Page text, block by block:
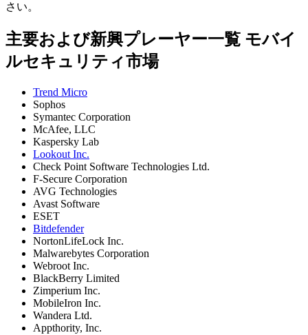
さい。
主要および新興プレーヤー一覧 モバイ
ルセキュリティ市場
Trend Micro
Sophos
Symantec Corporation
McAfee, LLC
Kaspersky Lab
Lookout Inc.
Check Point Software Technologies Ltd.
F-Secure Corporation
AVG Technologies
Avast Software
ESET
Bitdefender
NortonLifeLock Inc.
Malwarebytes Corporation
Webroot Inc.
BlackBerry Limited
Zimperium Inc.
MobileIron Inc.
Wandera Ltd.
Appthority, Inc.